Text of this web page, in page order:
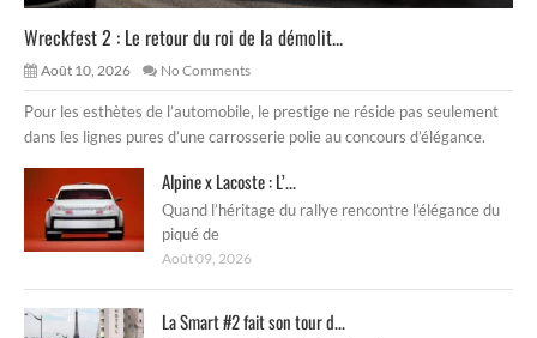
Wreckfest 2 : Le retour du roi de la démolit...
Août 10, 2026 No Comments
Pour les esthètes de l’automobile, le prestige ne réside pas seulement
dans les lignes pures d’une carrosserie polie au concours d’élégance.
Alpine x Lacoste : L’...
Quand l’héritage du rallye rencontre l’élégance du
piqué de
Août 09, 2026
La Smart #2 fait son tour d...